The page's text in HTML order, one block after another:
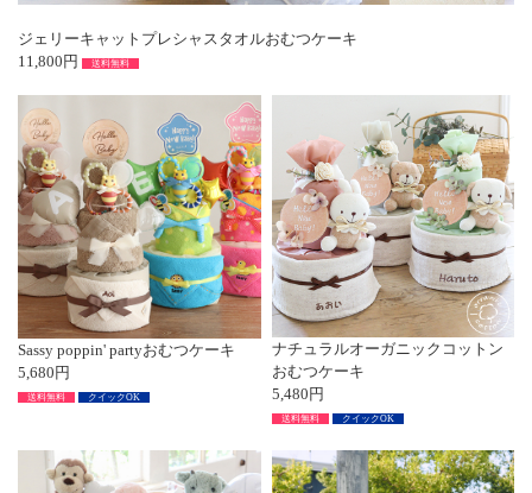
ジェリーキャットプレシャスタオルおむつケーキ
11,800円
送料無料
Sassy poppin' partyおむつケーキ
5,680円
送料無料 クイックOK
ナチュラルオーガニックコットン
おむつケーキ
5,480円
送料無料 クイックOK